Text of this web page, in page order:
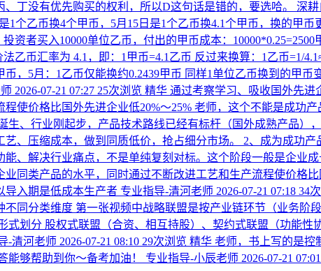
丁没有优先购买的权利，所以D这句话是错的，要选哈。 深
1个乙币换4个甲币，5月15日是1个乙币换4.1个甲币，换的甲币
资者买入10000单位乙币，付出的甲币成本：
乙币汇率为 4.1，即：1甲币=4.1乙币 反过来换算：1乙币=1/
，5月：1乙币仅能换约0.2439甲币 同样1单位乙币换到的甲
2026-07-21 07:27 25次浏览 精华 通过考察学习、吸收国外先进
使价格比国外先进企业低20%～25% 老师，这个不能是成功
生、行业刚起步，产品技术路线已经有标杆（国外成熟产品
、压缩成本，做到同质低价，抢占细分市场。 2、成为成功
、解决行业痛点，不是单纯复刻对标。这个阶段一般是企业
同类产品的水平，同时通过不断改进工艺和生产流程使价格
导入期是低成本生产者 专业指导-清河老师 2026-07-21 07:18 34
同分类维度 第一张视频中战略联盟是按产业链环节（业务阶
式划分 股权式联盟（合资、相互持股）、契约式联盟（功能
-清河老师 2026-07-21 08:10 29次浏览 精华 老师，书上写的是控
能够帮助到你～备考加油！
专业指导-小辰老师 2026-07-21 07:01